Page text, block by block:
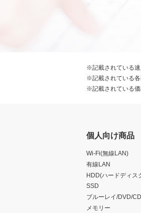
※記載されている速
※記載されている各
※記載されている価
個人向け商品
Wi-Fi(無線LAN)
有線LAN
HDD(ハードディス
SSD
ブルーレイ/DVD/
メモリー